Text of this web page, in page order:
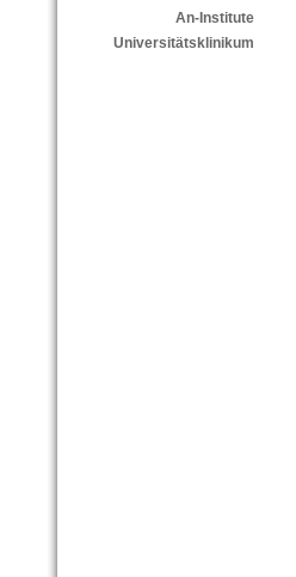
An-Institute
Universitätsklinikum